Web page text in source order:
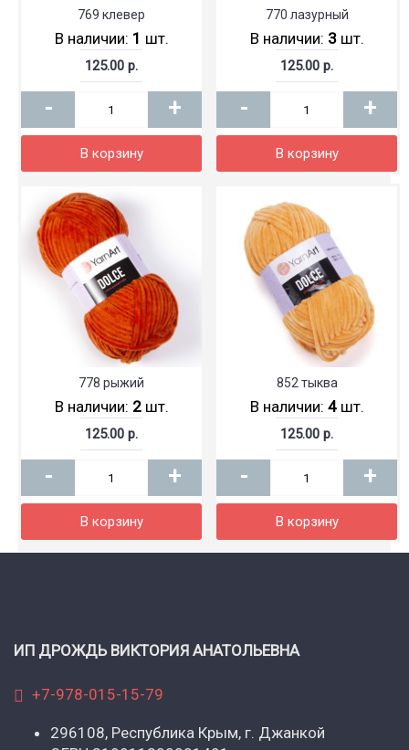
769 клевер
В наличии: 1 шт.
125.00 р.
- +
В корзину
770 лазурный
В наличии: 3шт.
125.00 р.
- +
В корзину
778 рыжий
В наличии: 2шт.
125.00 р.
- +
В корзину
852 тыква
В наличии: 4шт.
125.00 р.
- +
В корзину
ИП ДРОЖДЬ ВИКТОРИЯ АНАТОЛЬЕВНА
+7-978-015-15-79
296108, Республика Крым, г. Джанкой